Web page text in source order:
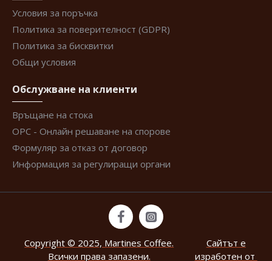
Условия за поръчка
Политика за поверителност (GDPR)
Политика за бисквитки
Общи условия
Обслужване на клиенти
Връщане на стока
ОРС - Онлайн решаване на спорове
Формуляр за отказ от договор
Информация за регулиращи органи
Copyright © 2025, Martines Coffee.
Всички права запазени.
Сайтът е
изработен от